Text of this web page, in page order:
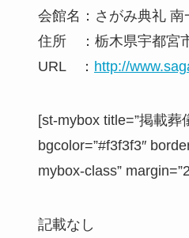
会館名：さがみ典礼 南
住所 ：栃木県宇都宮
URL ： http://
[st-mybox title=”掲載葬
bgcolor=”#f3f3f3″
mybox-class”
記載なし